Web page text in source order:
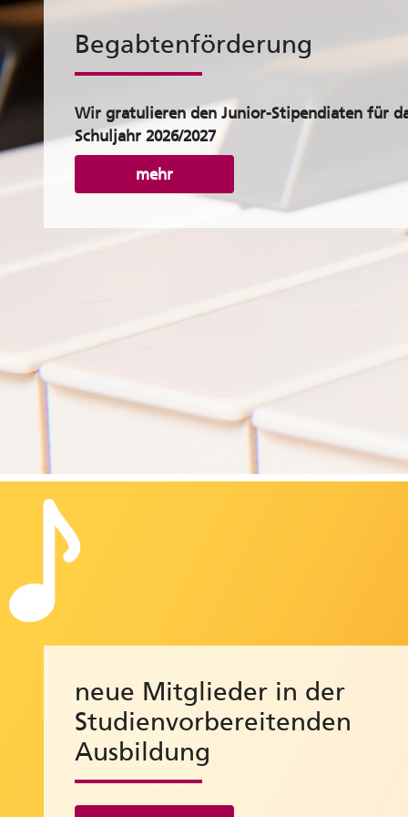
Begabtenförderung
Wir gratulieren den Junior-Stipendiaten für
Schuljahr 2026/2027
mehr
neue Mitglieder in der
Studienvorbereitenden
Ausbildung